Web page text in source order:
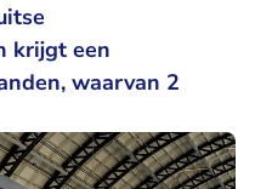
krijgt een
waarvan 2